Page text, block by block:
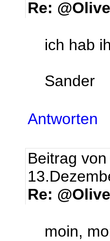
Re:
ich hab
Sander
Antworten
Beitrag von
Re:
moin,